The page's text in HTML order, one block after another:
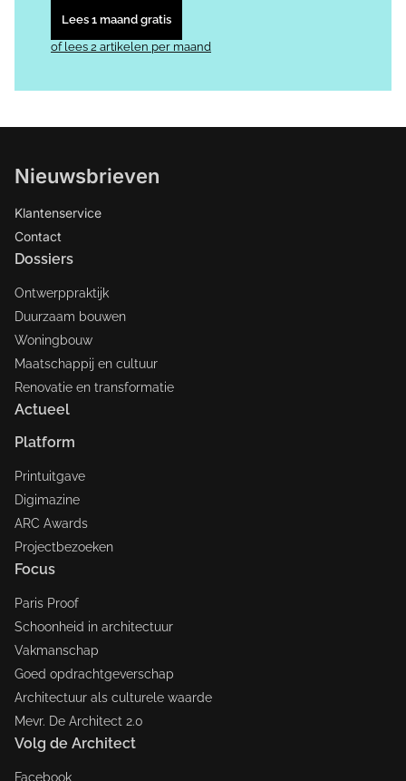
Lees 1 maand gratis
of lees 2 artikelen per maand
Nieuwsbrieven
Klantenservice
Contact
Dossiers
Ontwerppraktijk
Duurzaam bouwen
Woningbouw
Maatschappij en cultuur
Renovatie en transformatie
Actueel
Platform
Printuitgave
Digimazine
ARC Awards
Projectbezoeken
Focus
Paris Proof
Schoonheid in architectuur
Vakmanschap
Goed opdrachtgeverschap
Architectuur als culturele waarde
Mevr. De Architect 2.0
Volg de Architect
Facebook